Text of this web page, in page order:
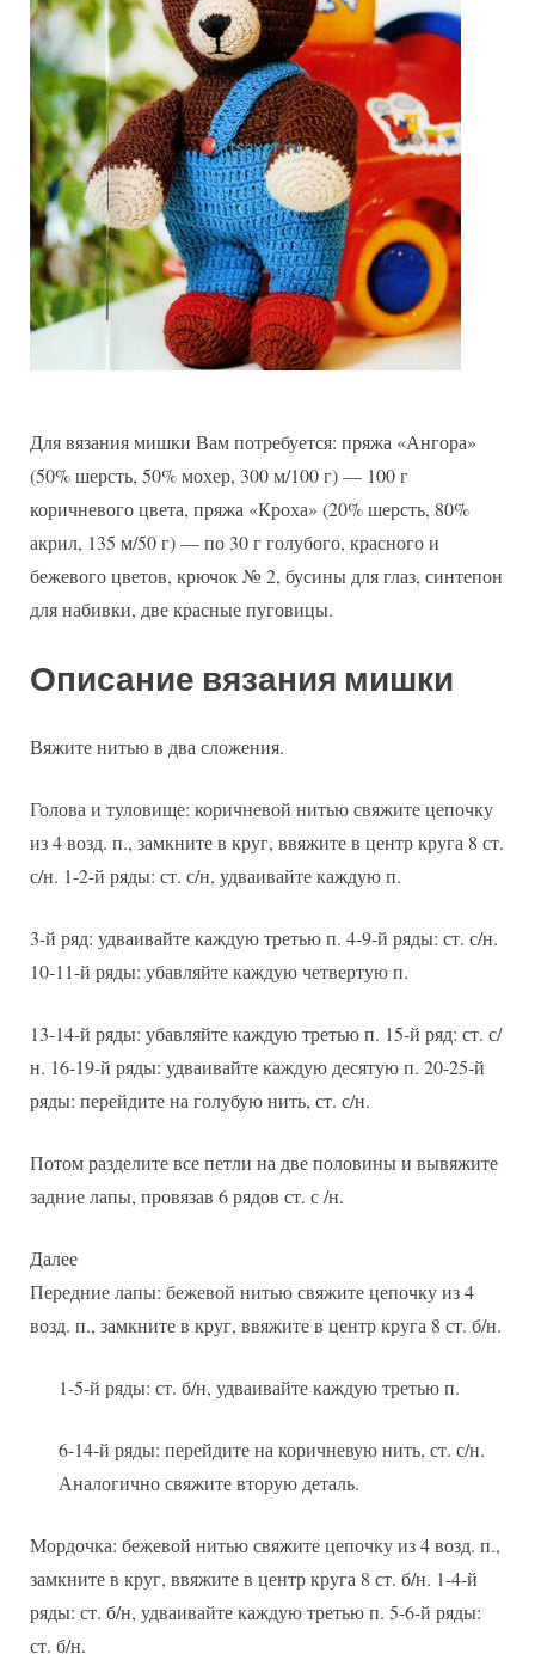
Для вязания мишки Вам потребуется: пряжа «Ангора»
(50% шерсть, 50% мохер, 300 м/100 г) — 100 г
коричневого цвета, пряжа «Кроха» (20% шерсть, 80%
акрил, 135 м/50 г) — по 30 г голубого, красного и
бежевого цветов, крючок № 2, бусины для глаз, синтепон
для набивки, две красные пуговицы.
Описание вязания мишки
Вяжите нитью в два сложения.
Голова и туловище: коричневой нитью свяжите цепочку
из 4 возд. п., замкните в круг, ввяжите в центр круга 8 ст.
с/н. 1-2-й ряды: ст. с/н, удваивайте каждую п.
3-й ряд: удваивайте каждую третью п. 4-9-й ряды: ст. с/н.
10-11-й ряды: убавляйте каждую четвертую п.
13-14-й ряды: убавляйте каждую третью п. 15-й ряд: ст. с/
н. 16-19-й ряды: удваивайте каждую десятую п. 20-25-й
ряды: перейдите на голубую нить, ст. с/н.
Потом разделите все петли на две половины и вывяжите
задние лапы, провязав 6 рядов ст. с /н.
Далее
Передние лапы: бежевой нитью свяжите цепочку из 4
возд. п., замкните в круг, ввяжите в центр круга 8 ст. б/н.
1-5-й ряды: ст. б/н, удваивайте каждую третью п.
6-14-й ряды: перейдите на коричневую нить, ст. с/н.
Аналогично свяжите вторую деталь.
Мордочка: бежевой нитью свяжите цепочку из 4 возд. п.,
замкните в круг, ввяжите в центр круга 8 ст. б/н. 1-4-й
ряды: ст. б/н, удваивайте каждую третью п. 5-6-й ряды:
ст. б/н.